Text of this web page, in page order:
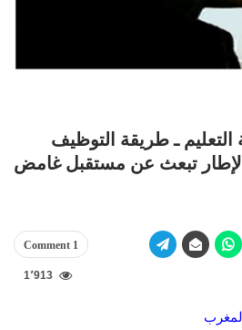
التعليم ـ طريقة التوظيف
تبعث عن مستقبل غامض
1 Comment
1٬913